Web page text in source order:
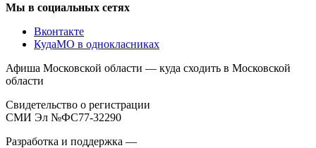
Мы в социальных сетях
Вконтакте
КудаМО в однокласниках
Афиша Московской области — куда сходить в Московской
области
Свидетельство о регистрации
СМИ Эл №ФС77-32290
Разработка и поддержка —